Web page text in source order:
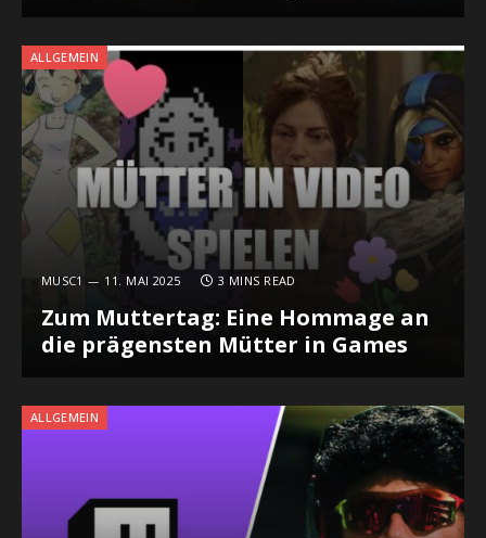
ALLGEMEIN
MUSC1 11. MAI 2025 3 MINS READ
Zum Muttertag: Eine Hommage an
die prägensten Mütter in Games
ALLGEMEIN